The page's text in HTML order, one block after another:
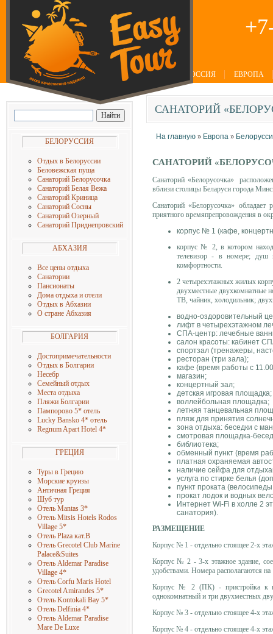
РОССИЯ ЕВРОПА
БЕЛОРУССИЯ
Отдых в Белоруссии
Беловежская пуща
Санаторий Белорусочка
Санаторий Белая Вежа
Санаторий Криница
Санаторий Сосны
Санаторий Озерный
Санаторий Приднепровский
АБХАЗИЯ
Все цены отдыха
Санатории
Пансионаты
Дома отдыха и отели
Отдых в Абхазии
О стране Абхазия
БОЛГАРИЯ
Достопримечательности
Отдых в Болгарии
Несебр
Семейный отдых
Места отдыха
Пляжи Болгарии
Пампорово 5* отель
Lucky Bansko 4* отель
Regnum Apart Hotel 4*
ГРЕЦИЯ
Туры в Грецию
Морские круизы
Античная Греция
Шуб тур
Отель Mantas 3*
Отель Mitsis Hotels Rodos
Village 5*
Отель Plaza кат.B
Отель Grecotel Club Marine
Palace&Suites
Отель Aldemar Paradise
Village 4*
Отель Corfu Maris Hotel
Grecotel Amirandes 5*
Отель Kontokali Bay 5*
Отель Delfinia 4*
Отель Aldemar Paradise
Mare De Luxe
САНАТОРИЙ
На главную » Европа »
САНАТОРИЙ
Санаторий «Белорусочка»
вблизи столицы Беларуси города
Санаторий «Белорусочка»
приятного времяпрепровождения в
корпус № 1 (кафе,
корпус № 2, в котором
телевизор - в номере; душ
комфортности.
2 четырехэтажных жилых
двухместные двухкомнатные
ТВ, чайник, холодильник;
водно-оздоровительный
лифт в четырехэтажном
СПА-центр: лечебные
салон красоты: кабинет
спортзал (тренажеры,
ресторан (три зала);
кафе (время работы с
магазин;
концертный зал;
детская игровая площадка;
воллейбольная площадка;
летняя танцевальная
пляж для принятия
зона отдыха: беседки с
смотровая площадка-
библиотека;
обменный пункт (время
платная охраняемая
наличие сейфа для
услуга по стирке белья
пункт проката
прокат лодок и водных
Интернет Wi-Fi в холле 2
санатория).
РАЗМЕЩЕНИЕ
Корпус № 1 - отдельно стоящее 2-х
Корпус № 2 - 3-х этажное здание,
удобствами. Номера располагаются
Корпус № 2 (ПК) - пристройка к
однокомнатный и три двухместных
Корпус № 3 - отдельно стоящее 4-х
Корпус № 4 - отдельно стоящее 4-х